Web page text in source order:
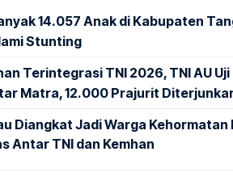
14.057 Anak di Kabupaten
Stunting
Terintegrasi TNI 2026, TNI AU
Matra, 12.000 Prajurit
Diangkat Jadi Warga Kehormatan
Antar TNI dan Kemhan